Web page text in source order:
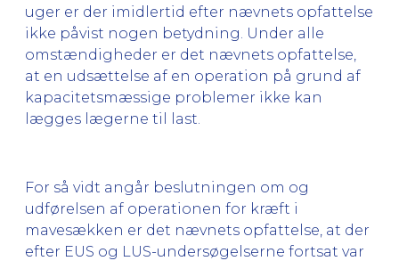
uger er der imidlertid efter nævnets opfattelse
ikke påvist nogen betydning. Under alle
omstændigheder er det nævnets opfattelse,
at en udsættelse af en operation på grund af
kapacitetsmæssige problemer ikke kan
lægges lægerne til last.
For så vidt angår beslutningen om og
udførelsen af operationen for kræft i
mavesækken er det nævnets opfattelse, at der
efter EUS og LUS-undersøgelserne fortsat var